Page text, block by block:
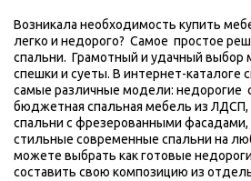
Возникала необходимость купить
легко и недорого?  Самое  простое
спальни.  Грамотный и удачный
спешки и суеты. В интернет-каталоге
самые различные модели: недорогие
бюджетная спальная мебель из ЛДСП,
спальни с фрезерованными фасадами,
стильные современные спальни на
можете выбрать как готовые
составить свою композицию из